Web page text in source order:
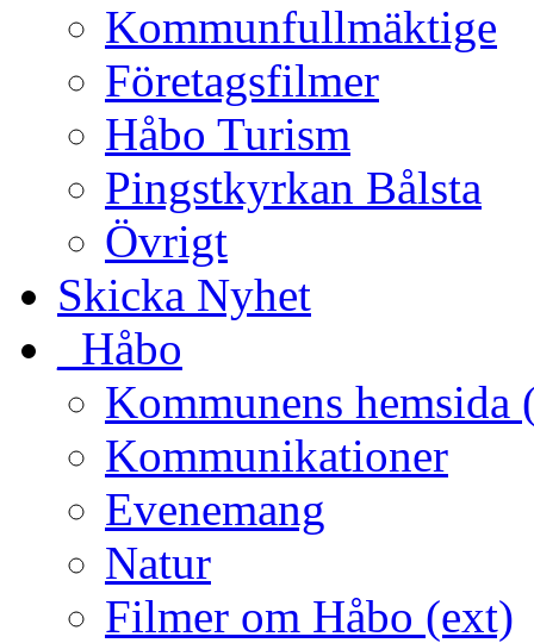
Kommunfullmäktige
Företagsfilmer
Håbo Turism
Pingstkyrkan Bålsta
Övrigt
Skicka Nyhet
_Håbo
Kommunens hemsida
Kommunikationer
Evenemang
Natur
Filmer om Håbo (ext)